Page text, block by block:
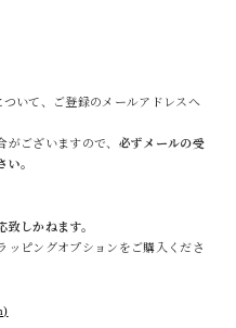
いて、ご登録のメールアドレスへ
がございますので、 必ずメールの受
い。
しかねます。
ッピングオプションをご購入くださ